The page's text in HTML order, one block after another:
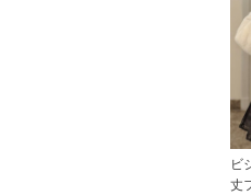
ビ
丈